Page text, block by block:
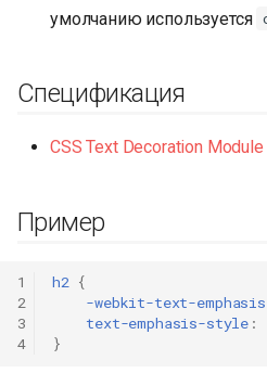
умолчанию используется
Спецификация
CSS Text Decoration
Пример
1
2
3
4
h2 {
-webkit-text-
text-emphasis-style :
}